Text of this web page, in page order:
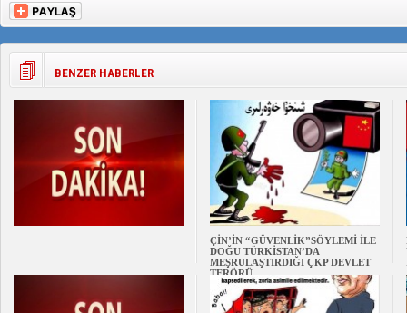
BENZER HABERLER
ÇİN’İN “GÜVENLİK”SÖYLEMİ İLE
DOĞU TÜRKİSTAN’DA
MEŞRULAŞTIRDIĞI ÇKP DEVLET
TERÖRÜ